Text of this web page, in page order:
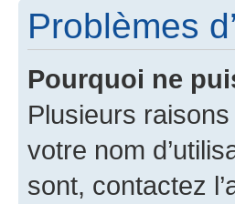
Problèmes
Pourquoi ne
Plusieurs
votre nom
sont, contactez